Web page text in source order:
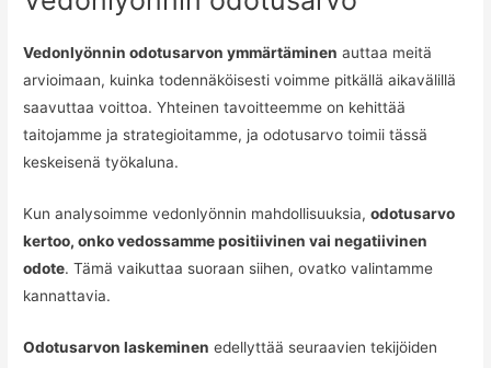
Vedonlyönnin odotusarvon ymmärtäminen auttaa meitä
arvioimaan, kuinka todennäköisesti voimme pitkällä aikavälillä
saavuttaa voittoa. Yhteinen tavoitteemme on kehittää
taitojamme ja strategioitamme, ja odotusarvo toimii tässä
keskeisenä työkaluna.
Kun analysoimme vedonlyönnin mahdollisuuksia,odotusarvo
kertoo, onko vedossamme positiivinen vai negatiivinen
odote. Tämä vaikuttaa suoraan siihen, ovatko valintamme
kannattavia.
Odotusarvon laskeminen edellyttää seuraavien tekijöiden